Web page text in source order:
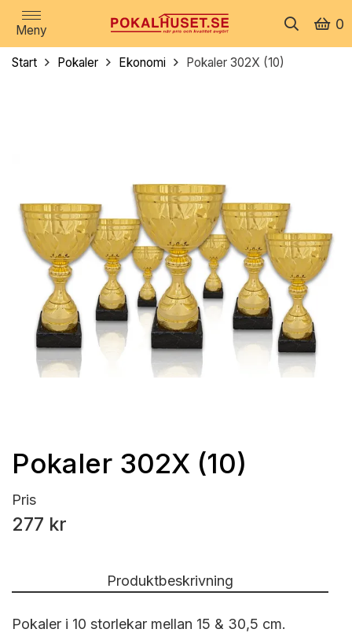
Start Pokaler Ekonomi Pokaler 302X (10)
Pokaler 302X (10)
Pris
277 kr
Produktbeskrivning
Pokaler i 10 storlekar mellan 15 & 30,5 cm.
Meny 0